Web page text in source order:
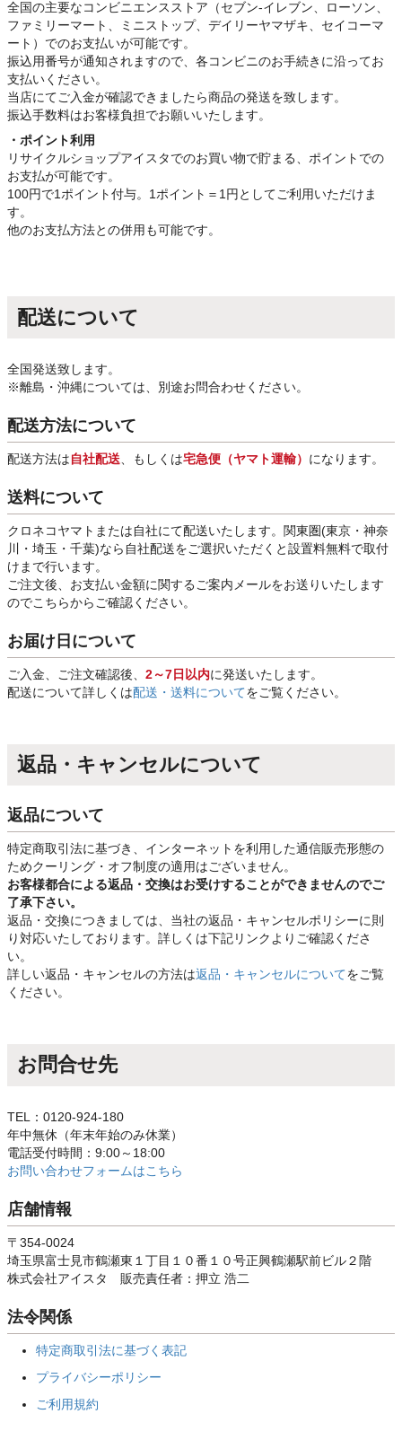
全国の主要なコンビニエンスストア（セブン-イレブン、ローソン、
ファミリーマート、ミニストップ、デイリーヤマザキ、セイコーマ
ート）でのお支払いが可能です。
振込用番号が通知されますので、各コンビニのお手続きに沿ってお
支払いください。
当店にてご入金が確認できましたら商品の発送を致します。
振込手数料はお客様負担でお願いいたします。
・ポイント利用
リサイクルショップアイスタでのお買い物で貯まる、ポイントでの
お支払が可能です。
100円で1ポイント付与。1ポイント＝1円としてご利用いただけま
す。
他のお支払方法との併用も可能です。
配送について
全国発送致します。
※離島・沖縄については、別途お問合わせください。
配送方法について
配送方法は自社配送 、もしくは宅急便（ヤマト運輸） になります。
送料について
クロネコヤマトまたは自社にて配送いたします。関東圏(東京・神奈
川・埼玉・千葉)なら自社配送をご選択いただくと設置料無料で取付
けまで行います。
ご注文後、お支払い金額に関するご案内メールをお送りいたします
のでこちらからご確認ください。
お届け日について
ご入金、ご注文確認後、 2～7日以内に発送いたします。
配送について詳しくは配送・送料についてをご覧ください。
返品・キャンセルについて
返品について
特定商取引法に基づき、インターネットを利用した通信販売形態の
ためクーリング・オフ制度の適用はございません。
お客様都合による返品・交換はお受けすることができませんのでご
了承下さい。
返品・交換につきましては、当社の返品・キャンセルポリシーに則
り対応いたしております。詳しくは下記リンクよりご確認くださ
い。
詳しい返品・キャンセルの方法は返品・キャンセルについてをご覧
ください。
お問合せ先
TEL：0120-924-180
年中無休（年末年始のみ休業）
電話受付時間：9:00～18:00
お問い合わせフォームはこちら
店舗情報
〒354-0024
埼玉県富士見市鶴瀬東１丁目１０番１０号正興鶴瀬駅前ビル２階
株式会社アイスタ 販売責任者：押立 浩二
法令関係
特定商取引法に基づく表記
プライバシーポリシー
ご利用規約